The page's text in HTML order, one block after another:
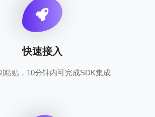
快速接入
粘贴，10分钟内可完成SDK集成